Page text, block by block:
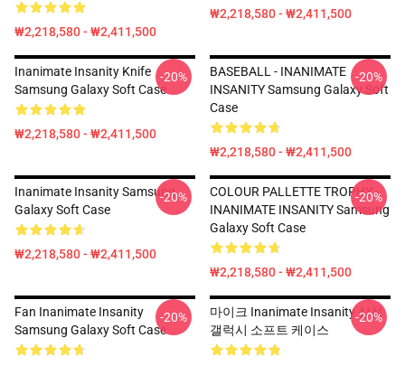
₩2,218,580 - ₩2,411,500
₩2,218,580 - ₩2,411,500
Inanimate Insanity Knife
Samsung Galaxy Soft Case
₩2,218,580 - ₩2,411,500
-20%
BASEBALL - INANIMATE
INSANITY Samsung Galaxy Soft
Case
₩2,218,580 - ₩2,411,500
-20%
Inanimate Insanity Samsung
Galaxy Soft Case
₩2,218,580 - ₩2,411,500
-20%
COLOUR PALLETTE TROPHY -
INANIMATE INSANITY Samsung
Galaxy Soft Case
₩2,218,580 - ₩2,411,500
-20%
Fan Inanimate Insanity
Samsung Galaxy Soft Case
-20%
마이크 Inanimate Insanity 삼성
갤럭시 소프트 케이스
-20%